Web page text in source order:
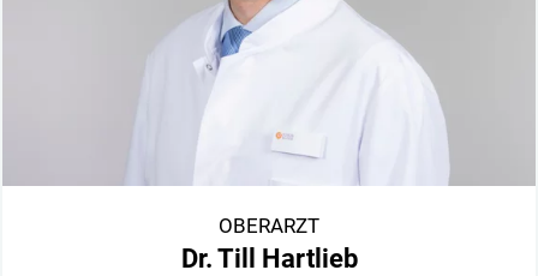
OBERARZT
Dr. Till Hartlieb